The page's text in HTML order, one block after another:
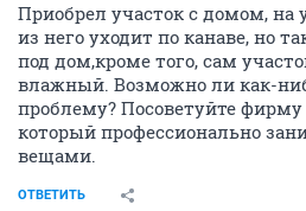
Приобрел участок с домом, на
из него уходит по канаве, но
под дом,кроме того, сам
влажный. Возможно ли как-
проблему? Посоветуйте фирму
который профессионально
вещами.
ОТВЕТИТЬ